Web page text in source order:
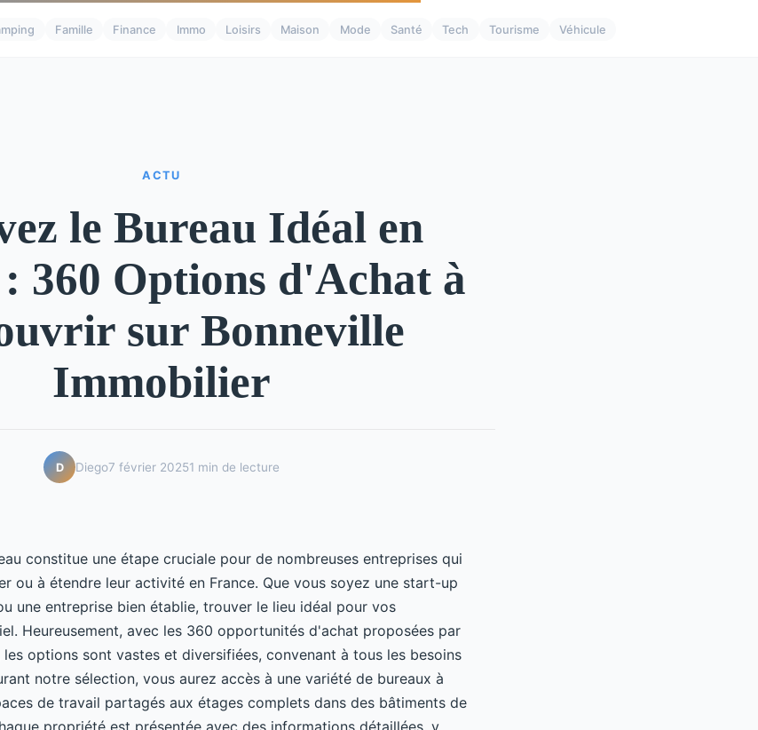
Famille Finance Immo Loisirs Maison Mode Santé Tech Tourisme Véhicule
ACTU
le Bureau Idéal en
360 Options d'Achat à
sur Bonneville
Immobilier
D Diego7 février 20251 min de lecture
constitue une étape cruciale pour de nombreuses entreprises qui
ou à étendre leur activité en France. Que vous soyez une start-up
une entreprise bien établie, trouver le lieu idéal pour vos
Heureusement, avec les 360 opportunités d'achat proposées par
les options sont vastes et diversifiées, convenant à tous les besoins
notre sélection, vous aurez accès à une variété de bureaux à
de travail partagés aux étages complets dans des bâtiments de